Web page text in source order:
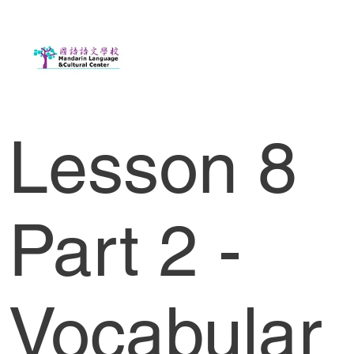
Lesson 8
Part 2 -
Vocabular